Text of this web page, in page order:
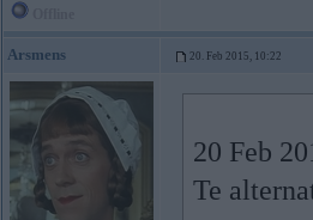
Arsmens 20. Feb 2015, 10:22
20 Feb
Te